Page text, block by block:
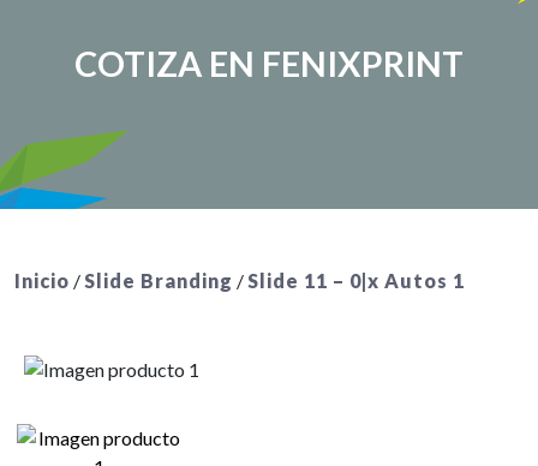
COTIZA EN FENIXPRINT
Inicio /Slide Branding /Slide 11 – 0|x Autos 1